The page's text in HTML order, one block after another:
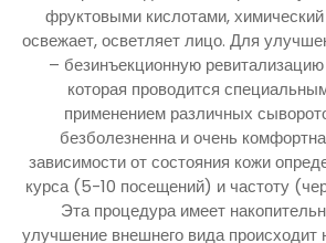
фруктовыми кислотами,
освежает, осветляет лицо. Для
– безинъекционную
которая проводится
применением различных
безболезненна и очень
зависимости от состояния кожи
курса (5-10 посещений) и частоту
Эта процедура имеет
улучшение внешнего вида происходит